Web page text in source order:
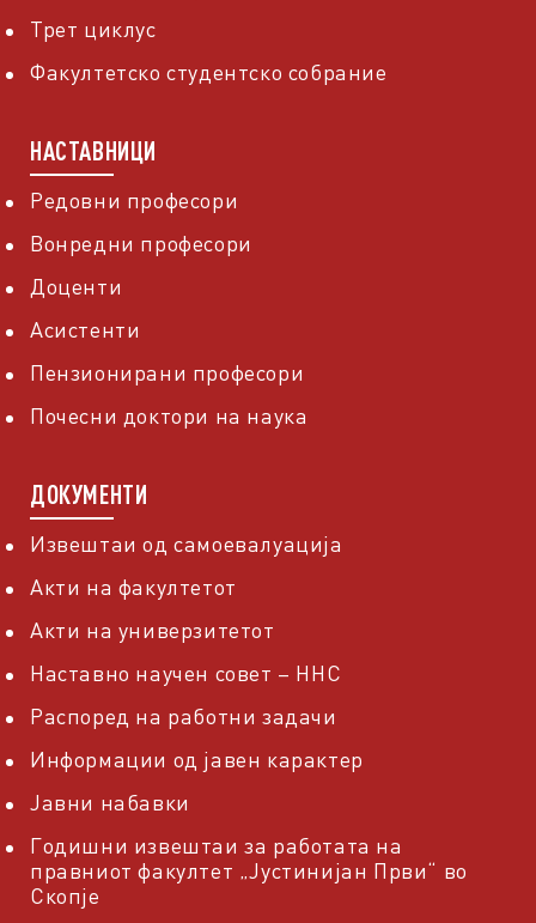
Трет циклус
Факултетско студентско собрание
НАСТАВНИЦИ
Редовни професори
Вонредни професори
Доценти
Асистенти
Пензионирани професори
Почесни доктори на наука
ДОКУМЕНТИ
Извештаи од самоевалуација
Акти на факултетот
Акти на универзитетот
Наставно научен совет – ННС
Распоред на работни задачи
Информации од јавен карактер
Јавни набавки
Годишни извештаи за работата на
правниот факултет „Јустинијан Први“ во
Скопје